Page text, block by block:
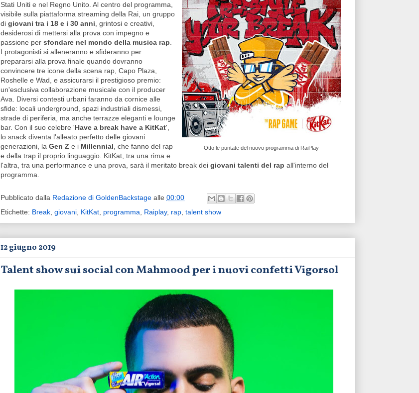
Otto le puntate del nuovo programma di RaiPlay
Stati Uniti e nel Regno Unito. Al centro del programma,
visibile sulla piattaforma streaming della Rai, un gruppo
di giovani tra i 18 e i 30 anni, grintosi e creativi,
desiderosi di mettersi alla prova con impegno e
passione per sfondare nel mondo della musica rap.
I protagonisti si alleneranno e sfideranno per
prepararsi alla prova finale quando dovranno
convincere tre icone della scena rap, Capo Plaza,
Roshelle e Wad, e assicurarsi il prestigioso premio:
un'esclusiva collaborazione musicale con il producer
Ava. Diversi contesti urbani faranno da cornice alle
sfide: locali underground, spazi industriali dismessi,
strade di periferia, ma anche terrazze eleganti e lounge
bar. Con il suo celebre 'Have a break have a KitKat',
lo snack diventa l'alleato perfetto delle giovani
generazioni, la Gen Z e i Millennial, che fanno del rap
e della trap il proprio linguaggio. KitKat, tra una rima e
l'altra, tra una performance e una prova, sarà il meritato break dei giovani talenti del rap all'interno del
programma.
Pubblicato dalla Redazione di GoldenBackstage alle 00:00
Etichette: Break, giovani, KitKat, programma, Raiplay, rap, talent show
12 giugno 2019
Talent show sui social con Mahmood per i nuovi confetti Vigorsol